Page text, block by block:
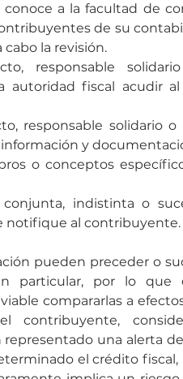
a la facultad de
de su
la revisión.
responsable
autoridad fiscal acudir
responsable solidario o
información y
o conceptos
indistinta o
notifique al contribuyente.
pueden preceder o
particular, por lo que
compararlas a
contribuyente,
una alerta
el crédito fiscal,